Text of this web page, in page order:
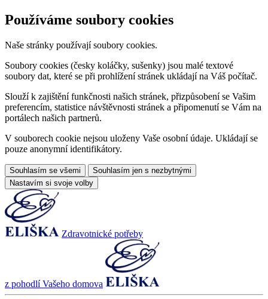
Používáme soubory cookies
Naše stránky používají soubory cookies.
Soubory cookies (česky koláčky, sušenky) jsou malé textové
soubory dat, které se při prohlížení stránek ukládají na Váš počítač.
Slouží k zajištění funkčnosti našich stránek, přizpůsobení se Vašim
preferencím, statistice návštěvnosti stránek a připomenutí se Vám na
portálech našich partnerů.
V souborech cookie nejsou uloženy Vaše osobní údaje. Ukládají se
pouze anonymní identifikátory.
Souhlasím se všemi
Souhlasím jen s nezbytnými
Nastavím si svoje volby
Zdravotnické potřeby
z pohodlí Vašeho domova